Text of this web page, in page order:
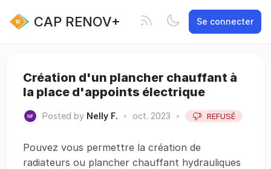
CAP RENOV+ Se connecter
Création d'un plancher chauffant à
la place d'appoints électrique
Posted by Nelly F. • oct. 2023 • REFUSÉ
Pouvez vous permettre la création de
radiateurs ou plancher chauffant hydrauliques